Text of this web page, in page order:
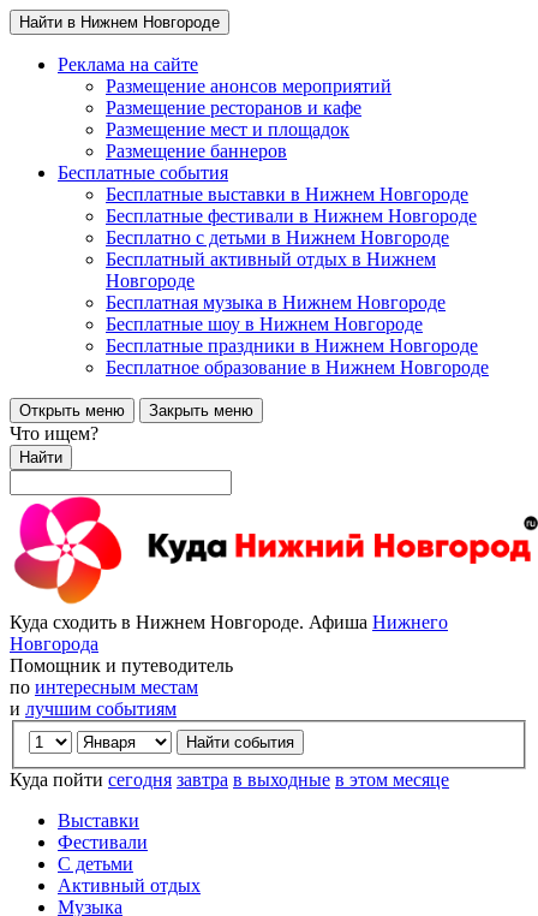
Найти в Нижнем Новгороде
Реклама на сайте
Размещение анонсов мероприятий
Размещение ресторанов и кафе
Размещение мест и площадок
Размещение баннеров
Бесплатные события
Бесплатные выставки в Нижнем Новгороде
Бесплатные фестивали в Нижнем Новгороде
Бесплатно с детьми в Нижнем Новгороде
Бесплатный активный отдых в Нижнем
Новгороде
Бесплатная музыка в Нижнем Новгороде
Бесплатные шоу в Нижнем Новгороде
Бесплатные праздники в Нижнем Новгороде
Бесплатное образование в Нижнем Новгороде
Открыть меню Закрыть меню
Что ищем?
Найти
Куда сходить в Нижнем Новгороде. Афиша Нижнего
Новгорода
Помощник и путеводитель
по интересным местам
и лучшим событиям
Куда пойти сегодня завтра в выходные в этом месяце
Выставки
Фестивали
С детьми
Активный отдых
Музыка